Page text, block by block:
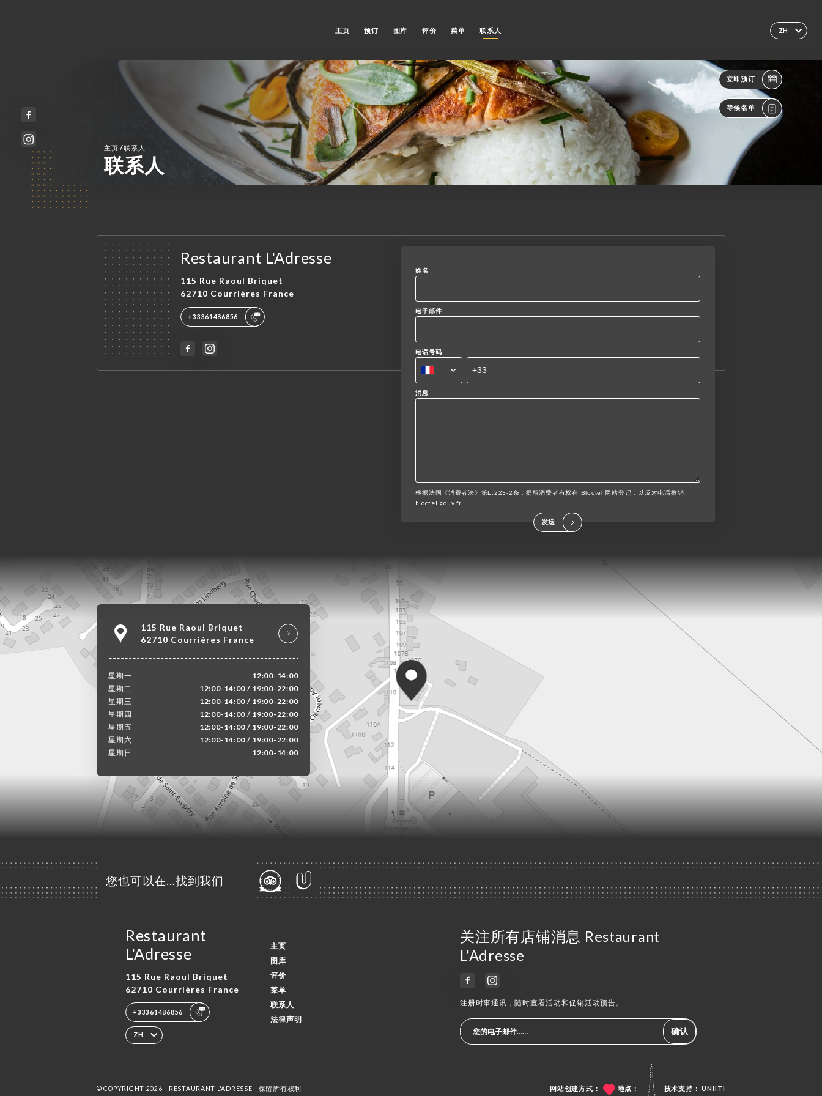
ZH
主页 预订 图库 评价 菜单 联系人
立即预订
等候名单
主页/联系人
联系人
Restaurant L'Adresse
115 Rue Raoul Briquet
62710 Courrières France
+33361486856
姓名
电子邮件
电话号码
消息
根据法国《消费者法》第L.223-2条，提醒消费者有权在 Bloctel 网站登记，以反对电话推销 :
bloctel.gouv.fr
发送
115 Rue Raoul Briquet
62710 Courrières France
星期一
12:00-14:00
星期二
12:00-14:00 / 19:00-22:00
星期三
12:00-14:00 / 19:00-22:00
星期四
12:00-14:00 / 19:00-22:00
星期五
12:00-14:00 / 19:00-22:00
星期六
12:00-14:00 / 19:00-22:00
星期日
12:00-14:00
您也可以在…找到我们
Restaurant
L'Adresse
115 Rue Raoul Briquet
62710 Courrières France
+33361486856
ZH
主页
图库
评价
菜单
联系人
法律声明
关注所有店铺消息 Restaurant
L'Adresse
注册时事通讯，随时查看活动和促销活动预告。
确认
© COPYRIGHT 2026 - RESTAURANT L'ADRESSE - 保留所有权利 网站创建方式： 地点： 技术支持：UNIITI